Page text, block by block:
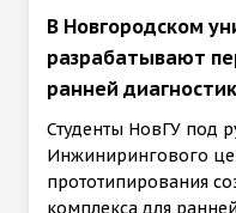
В Новгородском
разрабатывают
ранней
Студенты НовГУ под
Инжинирингового
прототипирования
комплекса для